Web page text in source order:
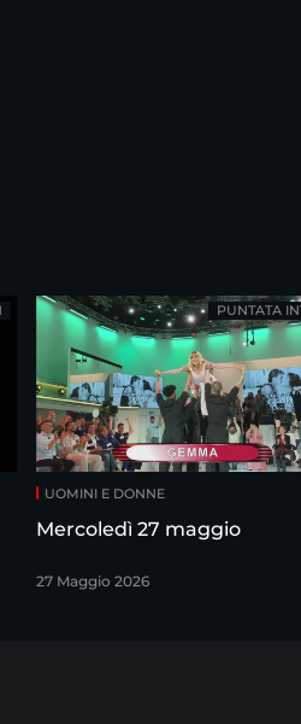
UOMINI E DONNE
Mercoledì 27 maggio
27 Maggio 2026
PUNTATA